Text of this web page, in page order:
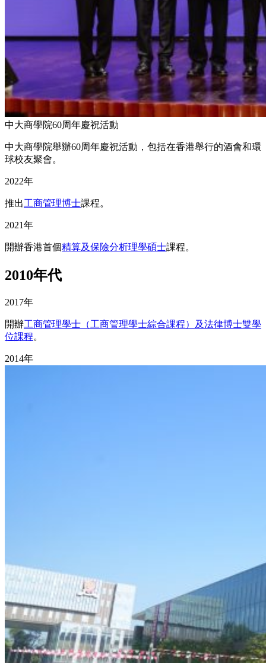
中大商學院60周年慶祝活動
中大商學院舉辦60周年慶祝活動，包括在香港舉行的酒會和環
球校友聚會。
2022年
推出工商管理博士課程。
2021年
開辦香港首個精算及保險分析理學碩士課程。
2010年代
2017年
開辦工商管理學士（工商管理學士綜合課程）及法律博士雙學
位課程。
2014年